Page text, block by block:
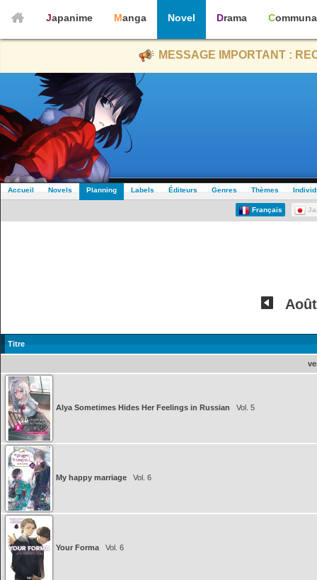
Japanime Manga Novel Drama
MESSAGE IMPORTANT :
Accueil Novels Planning Labels Éditeurs Genres Thèmes
Français
Titre
Alya Sometimes Hides Her Feelings in Russian Vol. 5
My happy marriage Vol. 6
Your FormaVol. 6